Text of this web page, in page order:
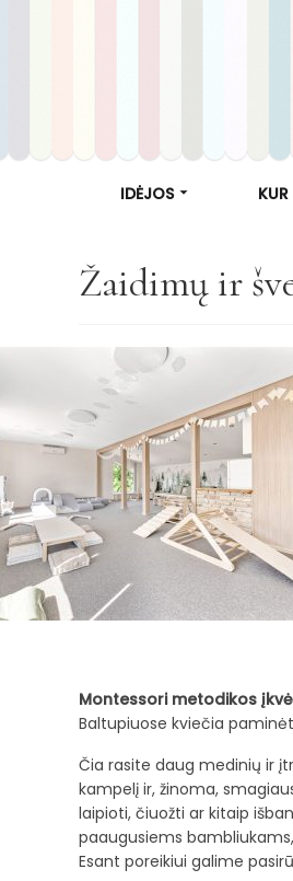
IDĖJOS
Žaidimų ir
Montessori metodikos
Baltupiuose kviečia
Čia rasite daug medinių ir
kampelį ir, žinoma,
laipioti, čiuožti ar kitaip
paaugusiems
Esant poreikiui galime